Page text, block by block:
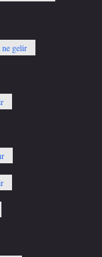
ne gelir